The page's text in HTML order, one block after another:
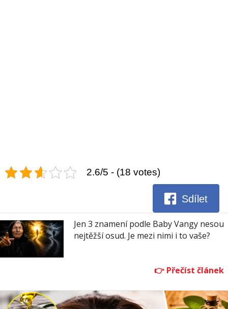
2.6/5 - (18 votes)
Sdílet
Jen 3 znamení podle Baby Vangy nesou
nejtěžší osud. Je mezi nimi i to vaše?